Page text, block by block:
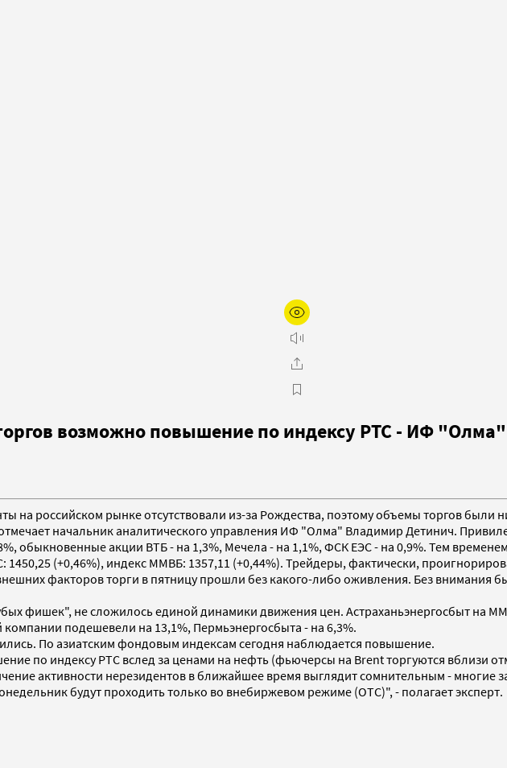
возможно повышение по индексу РТС - ИФ "Олма"
на российском рынке отсутствовали из-за Рождества, поэтому объемы торгов были
начальник аналитического управления ИФ "Олма" Владимир Детинич.
обыкновенные акции ВТБ - на 1,3%, Мечела - на 1,1%, ФСК ЕЭС - на 0,9%. Тем
1450,25 (+0,46%), индекс ММВБ: 1357,11 (+0,44%). Трейдеры, фактически,
факторов торги в пятницу прошли без какого-либо оживления. Без внимания
фишек", не сложилось единой динамики движения цен. Астраханьэнергосбыт на
подешевели на 13,1%, Пермьэнергосбыта - на 6,3%.
По азиатским фондовым индексам сегодня наблюдается повышение.
по индексу РТС вслед за ценами на нефть (фьючерсы на Brent торгуются вблизи
активности нерезидентов в ближайшее время выглядит сомнительным -
будут проходить только во внебиржевом режиме (OTC)", - полагает эксперт.